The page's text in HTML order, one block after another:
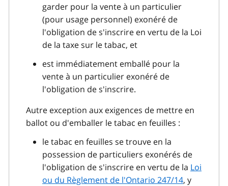
garder pour la vente à un particulier
(pour usage personnel) exonéré de
l'obligation de s'inscrire en vertu de la Loi
de la taxe sur le tabac, et
est immédiatement emballé pour la
vente à un particulier exonéré de
l'obligation de s'inscrire.
Autre exception aux exigences de mettre en
ballot ou d'emballer le tabac en feuilles :
le tabac en feuilles se trouve en la
possession de particuliers exonérés de
l'obligation de s'inscrire en vertu de la Loi
ou du Règlement de l'Ontario 247/14, y